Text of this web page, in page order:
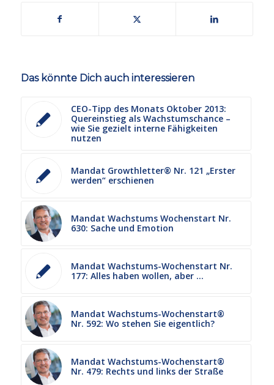
Das könnte Dich auch interessieren
CEO-Tipp des Monats Oktober 2013:
Quereinstieg als Wachstumschance –
wie Sie gezielt interne Fähigkeiten
nutzen
Mandat Growthletter® Nr. 121 „Erster
werden“ erschienen
Mandat Wachstums Wochenstart Nr.
630: Sache und Emotion
Mandat Wachstums-Wochenstart Nr.
177: Alles haben wollen, aber …
Mandat Wachstums-Wochenstart®
Nr. 592: Wo stehen Sie eigentlich?
Mandat Wachstums-Wochenstart®
Nr. 479: Rechts und links der Straße